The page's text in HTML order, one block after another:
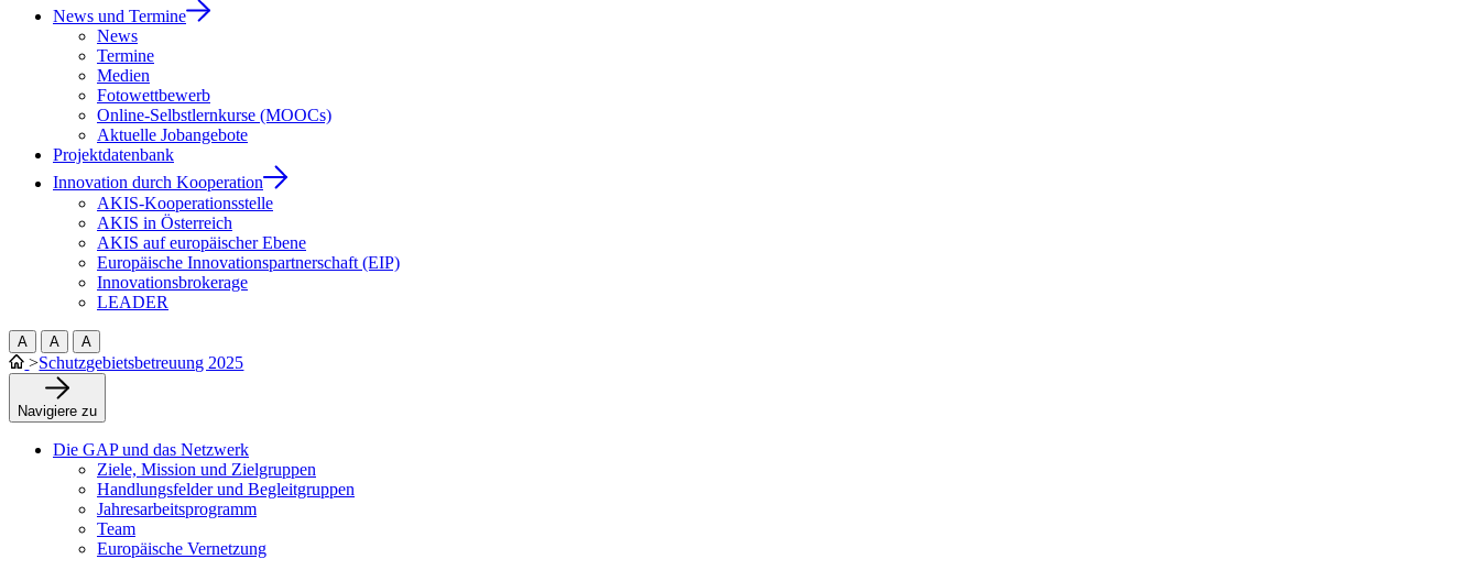
News und Termine
News
Termine
Medien
Fotowettbewerb
Online-Selbstlernkurse (MOOCs)
Aktuelle Jobangebote
Projektdatenbank
Innovation durch Kooperation
AKIS-Kooperationsstelle
AKIS in Österreich
AKIS auf europäischer Ebene
Europäische Innovationspartnerschaft (EIP)
Innovationsbrokerage
LEADER
A A A
>Schutzgebietsbetreuung 2025
Navigiere zu
Die GAP und das Netzwerk
Ziele, Mission und Zielgruppen
Handlungsfelder und Begleitgruppen
Jahresarbeitsprogramm
Team
Europäische Vernetzung